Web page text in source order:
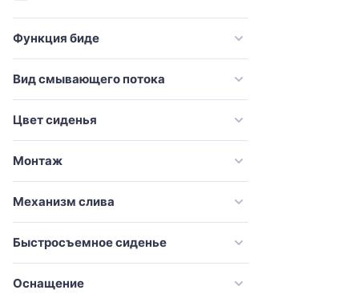
Vincea
Функция биде
Вид смывающего потока
Цвет сиденья
Монтаж
Механизм слива
Быстросъемное сиденье
Оснащение